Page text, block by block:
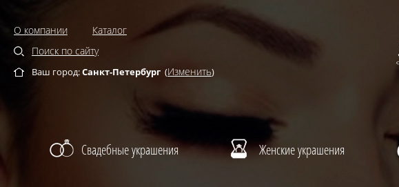
О компании
Каталог
Поиск по сайту
Ваш город:Санкт-Петербург (Изменить)
Свадебные украшения Женские украшения